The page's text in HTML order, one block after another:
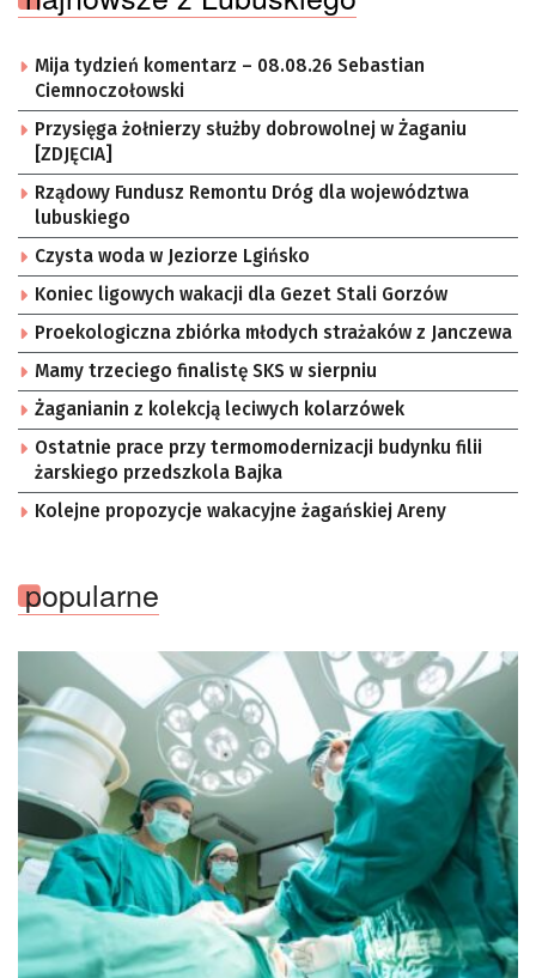
Mija tydzień komentarz – 08.08.26 Sebastian
Ciemnoczołowski
Przysięga żołnierzy służby dobrowolnej w Żaganiu
[ZDJĘCIA]
Rządowy Fundusz Remontu Dróg dla województwa
lubuskiego
Czysta woda w Jeziorze Lgińsko
Koniec ligowych wakacji dla Gezet Stali Gorzów
Proekologiczna zbiórka młodych strażaków z Janczewa
Mamy trzeciego finalistę SKS w sierpniu
Żaganianin z kolekcją leciwych kolarzówek
Ostatnie prace przy termomodernizacji budynku filii
żarskiego przedszkola Bajka
Kolejne propozycje wakacyjne żagańskiej Areny
popularne